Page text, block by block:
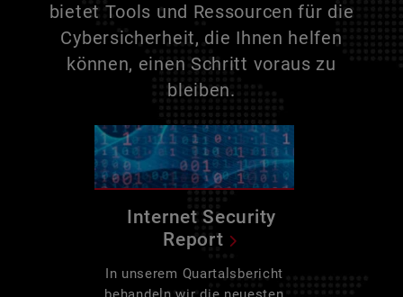
bietet Tools und Ressourcen für die
Cybersicherheit, die Ihnen helfen
können, einen Schritt voraus zu
bleiben.
Internet Security
Report
In unserem Quartalsbericht